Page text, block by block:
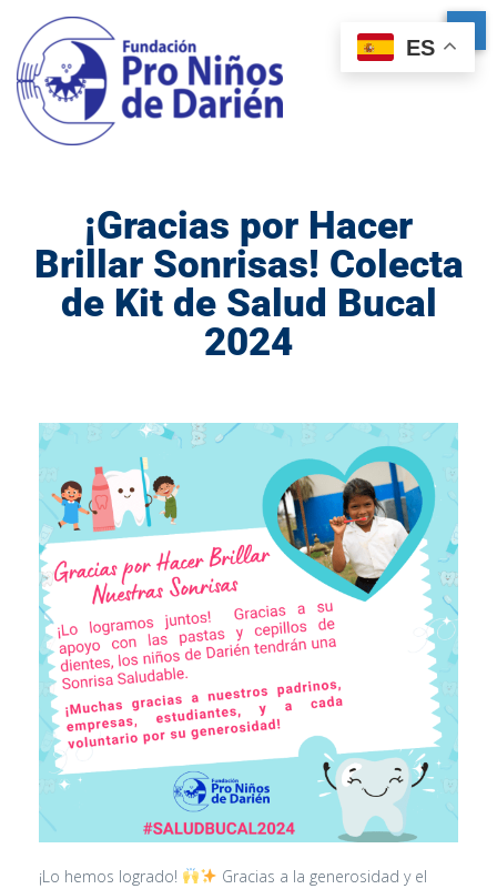
¡Gracias por Hacer
Brillar Sonrisas! Colecta
de Kit de Salud Bucal
2024
¡Lo hemos logrado!
Gracias a la generosidad y el
ES